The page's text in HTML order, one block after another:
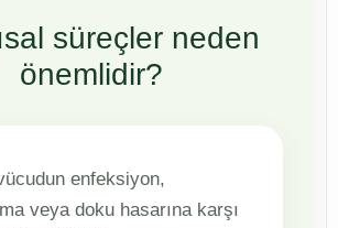
süreçler neden
önemlidir?
enfeksiyon,
veya doku hasarına karşı